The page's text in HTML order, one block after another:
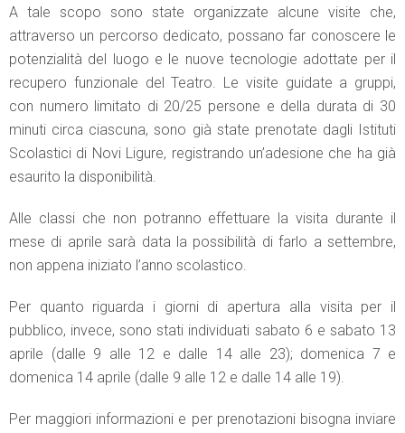
A tale scopo sono state organizzate alcune visite che,
attraverso un percorso dedicato, possano far conoscere le
potenzialità del luogo e le nuove tecnologie adottate per il
recupero funzionale del Teatro. Le visite guidate a gruppi,
con numero limitato di 20/25 persone e della durata di 30
minuti circa ciascuna, sono già state prenotate dagli Istituti
Scolastici di Novi Ligure, registrando un’adesione che ha già
esaurito la disponibilità.
Alle classi che non potranno effettuare la visita durante il
mese di aprile sarà data la possibilità di farlo a settembre,
non appena iniziato l’anno scolastico.
Per quanto riguarda i giorni di apertura alla visita per il
pubblico, invece, sono stati individuati sabato 6 e sabato 13
aprile (dalle 9 alle 12 e dalle 14 alle 23); domenica 7 e
domenica 14 aprile (dalle 9 alle 12 e dalle 14 alle 19).
Per maggiori informazioni e per prenotazioni bisogna inviare